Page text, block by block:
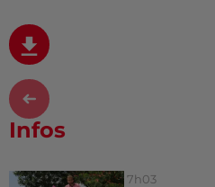
Infos
7h03